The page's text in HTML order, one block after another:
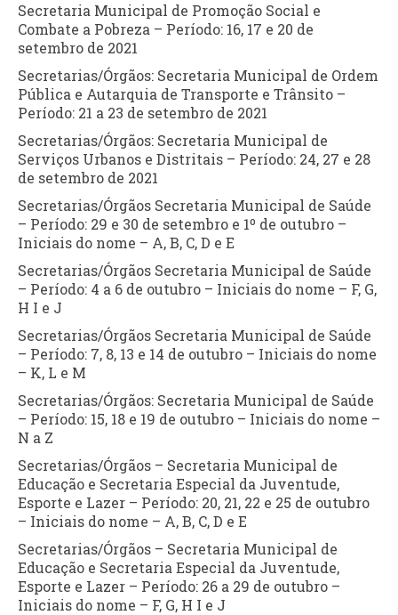
Secretaria Municipal de Promoção Social e
Combate a Pobreza – Período: 16, 17 e 20 de
setembro de 2021
Secretarias/Órgãos: Secretaria Municipal de Ordem
Pública e Autarquia de Transporte e Trânsito –
Período: 21 a 23 de setembro de 2021
Secretarias/Órgãos: Secretaria Municipal de
Serviços Urbanos e Distritais – Período: 24, 27 e 28
de setembro de 2021
Secretarias/Órgãos Secretaria Municipal de Saúde
– Período: 29 e 30 de setembro e 1º de outubro –
Iniciais do nome – A, B, C, D e E
Secretarias/Órgãos Secretaria Municipal de Saúde
– Período: 4 a 6 de outubro – Iniciais do nome – F, G,
H I e J
Secretarias/Órgãos Secretaria Municipal de Saúde
– Período: 7, 8, 13 e 14 de outubro – Iniciais do nome
– K, L e M
Secretarias/Órgãos: Secretaria Municipal de Saúde
– Período: 15, 18 e 19 de outubro – Iniciais do nome –
N a Z
Secretarias/Órgãos – Secretaria Municipal de
Educação e Secretaria Especial da Juventude,
Esporte e Lazer – Período: 20, 21, 22 e 25 de outubro
– Iniciais do nome – A, B, C, D e E
Secretarias/Órgãos – Secretaria Municipal de
Educação e Secretaria Especial da Juventude,
Esporte e Lazer – Período: 26 a 29 de outubro –
Iniciais do nome – F, G, H I e J